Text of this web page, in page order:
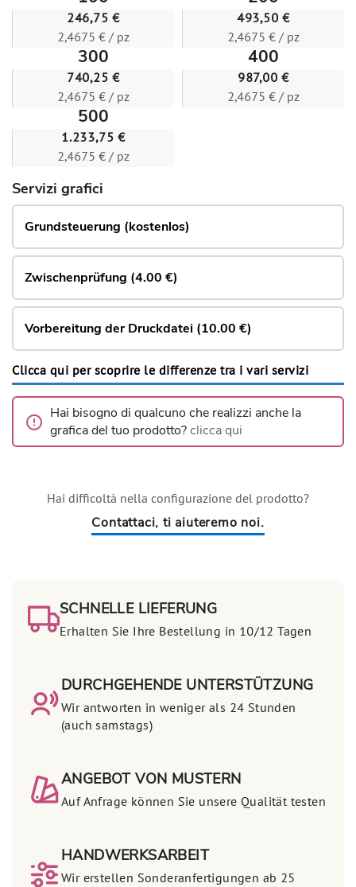
246,75 €
2,4675 € / pz
493,50 €
2,4675 € / pz
300
740,25 €
2,4675 € / pz
400
987,00 €
2,4675 € / pz
500
1.233,75 €
2,4675 € / pz
Servizi grafici
Grundsteuerung (kostenlos)
Zwischenprüfung (4.00 €)
Vorbereitung der Druckdatei (10.00 €)
Clicca qui per scoprire le differenze tra i vari servizi
Hai bisogno di qualcuno che realizzi anche la
grafica del tuo prodotto?clicca qui
Hai difficoltà nella configurazione del prodotto?
Contattaci, ti aiuteremo noi.
SCHNELLE LIEFERUNG
Erhalten Sie Ihre Bestellung in 10/12 Tagen
DURCHGEHENDE UNTERSTÜTZUNG
Wir antworten in weniger als 24 Stunden
(auch samstags)
ANGEBOT VON MUSTERN
Auf Anfrage können Sie unsere Qualität testen
HANDWERKSARBEIT
Wir erstellen Sonderanfertigungen ab 25